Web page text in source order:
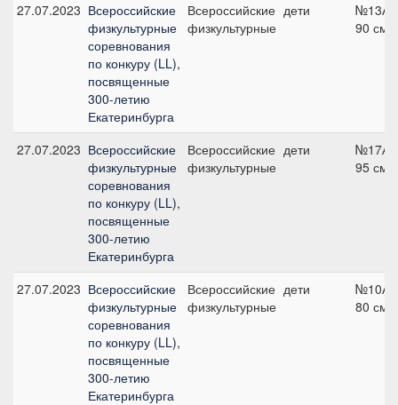
27.07.2023 Всероссийские
физкультурные
соревнования
по конкуру (LL),
посвященные
300-летию
Екатеринбурга
Всероссийские
физкультурные
дети
№13А,
90 см
27.07.2023 Всероссийские
физкультурные
соревнования
по конкуру (LL),
посвященные
300-летию
Екатеринбурга
Всероссийские
физкультурные
дети
№17А,
95 см
27.07.2023 Всероссийские
физкультурные
соревнования
по конкуру (LL),
посвященные
300-летию
Екатеринбурга
Всероссийские
физкультурные
дети
№10А,
80 см